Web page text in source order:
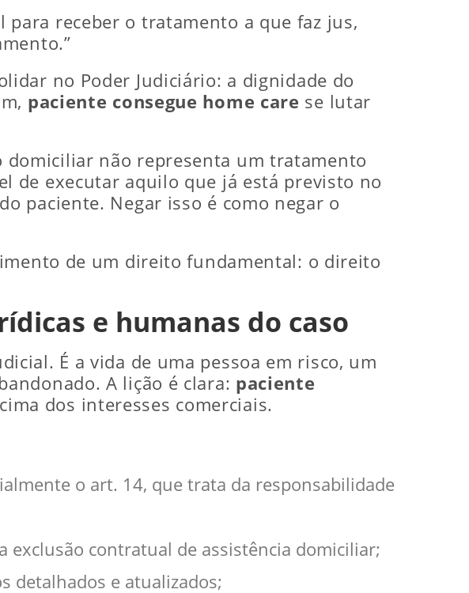
receber o tratamento a que faz jus,
no Poder Judiciário: a dignidade do
paciente consegue home care se lutar
não representa um tratamento
de executar aquilo que já está previsto no
paciente. Negar isso é como negar o
de um direito fundamental: o direito
e humanas do caso
É a vida de uma pessoa em risco, um
A lição é clara: paciente
dos interesses comerciais.
o art. 14, que trata da responsabilidade
exclusão contratual de assistência domiciliar;
detalhados e atualizados;